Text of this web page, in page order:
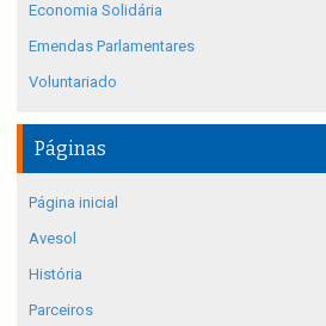
Economia Solidária
Emendas Parlamentares
Voluntariado
Páginas
Página inicial
Avesol
História
Parceiros